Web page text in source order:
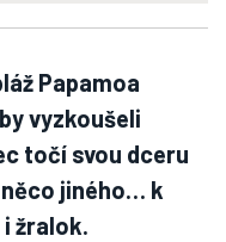
Papamoa
vyzkoušeli
točí svou dceru
něco jiného… k
žralok.